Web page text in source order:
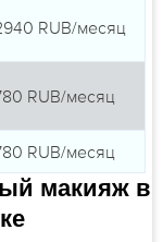
RUB/месяц
RUB/месяц
RUB/месяц
макияж в